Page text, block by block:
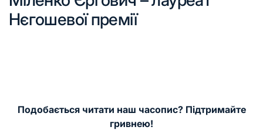
Нєгошевої премії
Подобається читати наш часопис? Підтримайте
гривнею!